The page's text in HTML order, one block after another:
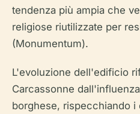
tendenza più ampia che
religiose riutilizzate per
(Monumentum).
L'evoluzione dell'edificio
Carcassonne
borghese, rispecchiando i